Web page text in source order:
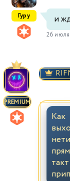
Гуру и
26
PREMIUM